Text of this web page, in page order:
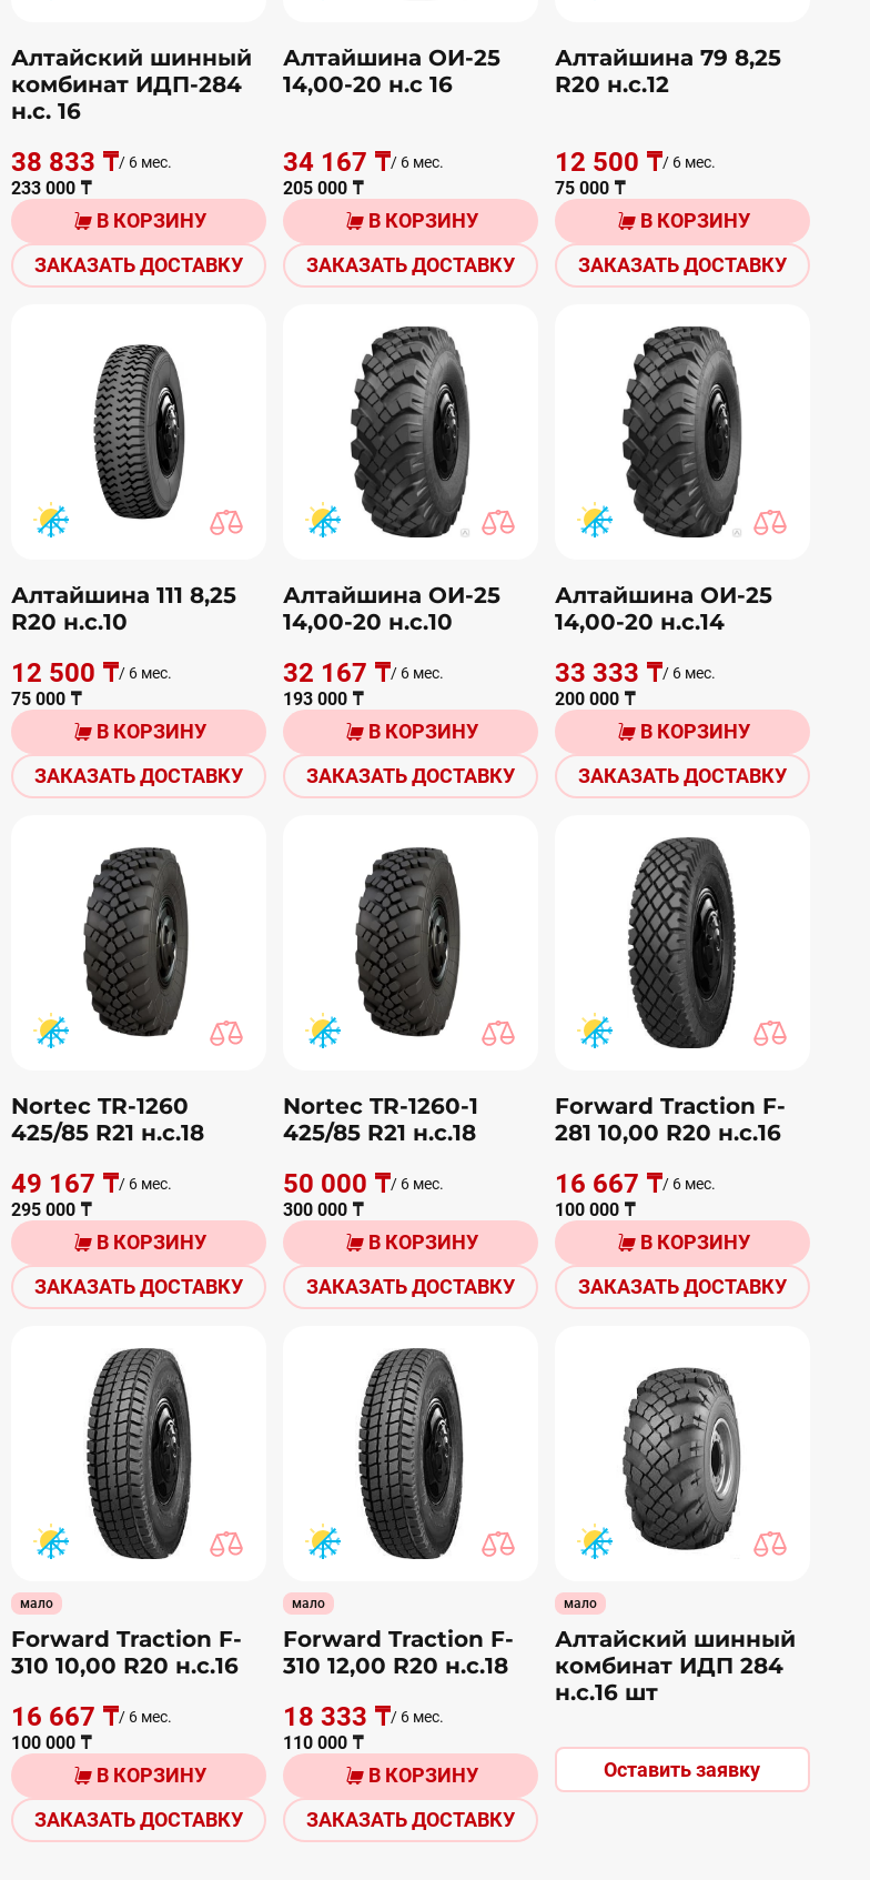
Алтайский шинный
комбинат ИДП-284
н.с. 16
38 833 ₸/ 6 мес.
233 000 ₸
В КОРЗИНУ
ЗАКАЗАТЬ ДОСТАВКУ
Алтайшина ОИ-25
14,00-20 н.с 16
34 167 ₸/ 6 мес.
205 000 ₸
В КОРЗИНУ
ЗАКАЗАТЬ ДОСТАВКУ
Алтайшина 79 8,25
R20 н.с.12
12 500 ₸/ 6 мес.
75 000 ₸
В КОРЗИНУ
ЗАКАЗАТЬ ДОСТАВКУ
Алтайшина 111 8,25
R20 н.с.10
12 500 ₸/ 6 мес.
75 000 ₸
В КОРЗИНУ
ЗАКАЗАТЬ ДОСТАВКУ
Алтайшина ОИ-25
14,00-20 н.с.10
32 167 ₸/ 6 мес.
193 000 ₸
В КОРЗИНУ
ЗАКАЗАТЬ ДОСТАВКУ
Алтайшина ОИ-25
14,00-20 н.с.14
33 333 ₸/ 6 мес.
200 000 ₸
В КОРЗИНУ
ЗАКАЗАТЬ ДОСТАВКУ
Nortec TR-1260
425/85 R21 н.с.18
49 167 ₸/ 6 мес.
295 000 ₸
В КОРЗИНУ
ЗАКАЗАТЬ ДОСТАВКУ
Nortec TR-1260-1
425/85 R21 н.с.18
50 000 ₸/ 6 мес.
300 000 ₸
В КОРЗИНУ
ЗАКАЗАТЬ ДОСТАВКУ
Forward Traction F-
281 10,00 R20 н.с.16
16 667 ₸/ 6 мес.
100 000 ₸
В КОРЗИНУ
ЗАКАЗАТЬ ДОСТАВКУ
мало
Forward Traction F-
310 10,00 R20 н.с.16
16 667 ₸/ 6 мес.
100 000 ₸
В КОРЗИНУ
ЗАКАЗАТЬ ДОСТАВКУ
мало
Forward Traction F-
310 12,00 R20 н.с.18
18 333 ₸/ 6 мес.
110 000 ₸
В КОРЗИНУ
ЗАКАЗАТЬ ДОСТАВКУ
мало
Алтайский шинный
комбинат ИДП 284
н.с.16 шт
Оставить заявку